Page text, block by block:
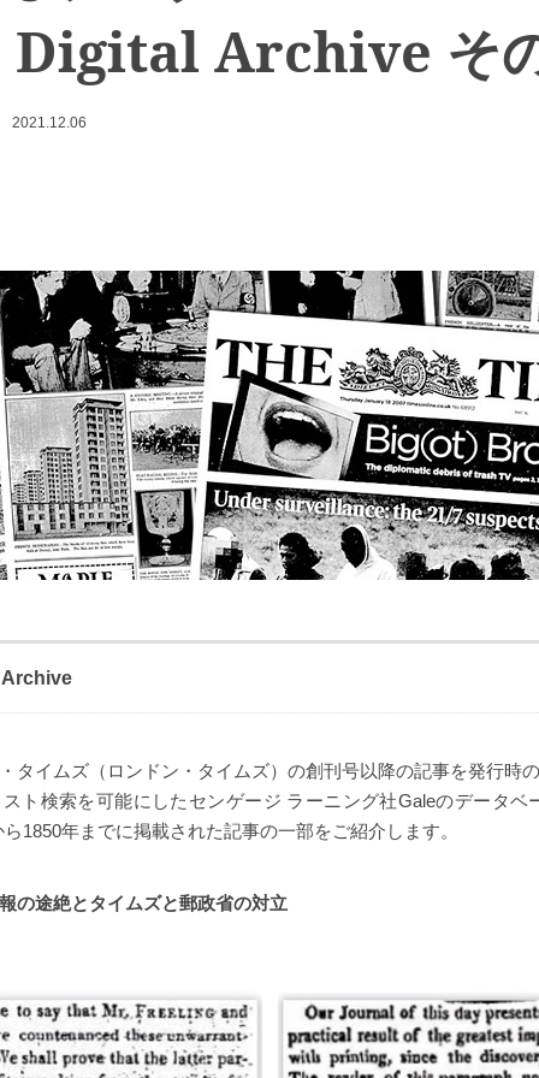
Digital Archive そ
2021.12.06
タイムズ（ロンドン・タイムズ）の創刊号以降の記事を発行時
ト検索を可能にしたセンゲージ ラーニング社Galeのデータベ
1850年までに掲載された記事の一部をご紹介します。
の途絶とタイムズと郵政省の対立